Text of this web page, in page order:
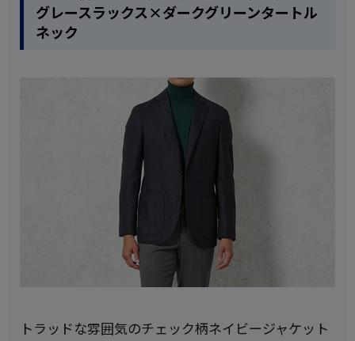
グレースラックス×ダークグリーンタートル
ネック
トラッドな雰囲気のチェック柄ネイビージャケット